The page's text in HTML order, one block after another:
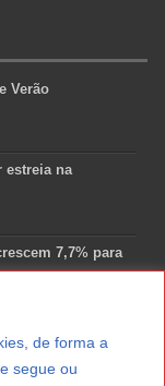
de forma a
segue ou
Verão
estreia na
7,7% para
reforça